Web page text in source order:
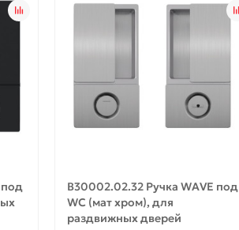
под
B30002.02.32 Ручка WAVE под
WC (мат хром), для
раздвижных дверей